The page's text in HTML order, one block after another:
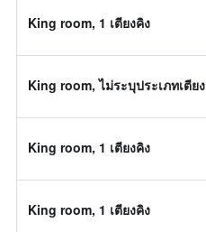
King room, 1 เตียงคิง
King room, ไม่ระบุประเภทเตียง
King room, 1 เตียงคิง
King room, 1 เตียงคิง